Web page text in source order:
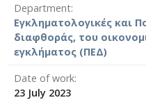
Department
Εγκληματολογικές και
διαφθοράς, του
εγκλήματος (ΠΕΔ)
Date of work
23 July 2023